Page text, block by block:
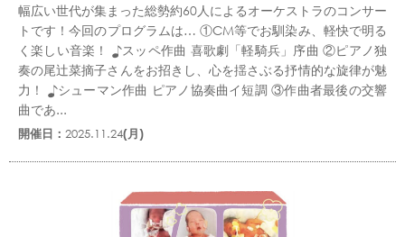
幅広い世代が集まった総勢約60人によるオーケストラのコンサー
トです！今回のプログラムは… ①CM等でお馴染み、軽快で明る
く楽しい音楽！ ♪スッペ作曲 喜歌劇「軽騎兵」序曲 ②ピアノ独
奏の尾辻󠄀菜摘子さんをお招きし、心を揺さぶる抒情的な旋律が魅
力！ ♪シューマン作曲 ピアノ協奏曲イ短調 ③作曲者最後の交響
曲であ...
開催日： 2025.11.24(月)